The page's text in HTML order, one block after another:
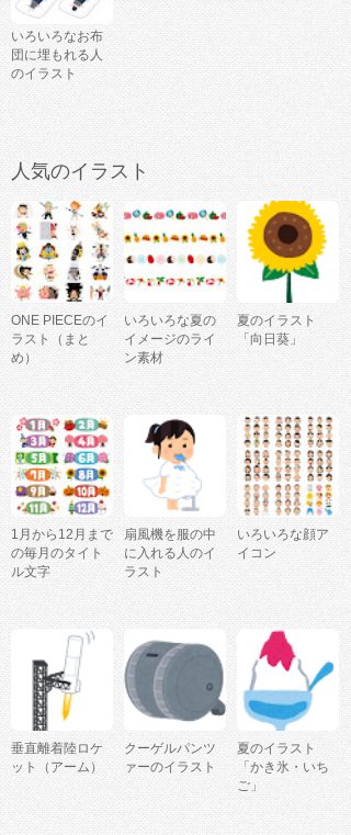
いろいろなお布
団に埋もれる人
のイラスト
人気のイラスト
ONE PIECEのイ
ラスト（まと
め）
いろいろな夏の
イメージのライ
ン素材
夏のイラスト
「向日葵」
1月から12月まで
の毎月のタイト
ル文字
扇風機を服の中
に入れる人のイ
ラスト
いろいろな顔ア
イコン
垂直離着陸ロケ
ット（アーム）
クーゲルパンツ
ァーのイラスト
夏のイラスト
「かき氷・いち
ご」